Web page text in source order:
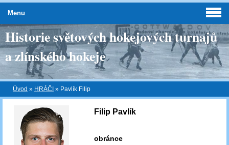
Historie světových hokejových turnajů
a zlínského hokeje
Úvod » HRÁČI » Pavlík Filip
Filip Pavlík
obránce
Menu